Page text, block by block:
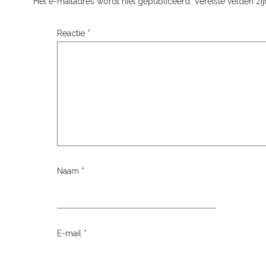
Reactie *
Naam *
E-mail *